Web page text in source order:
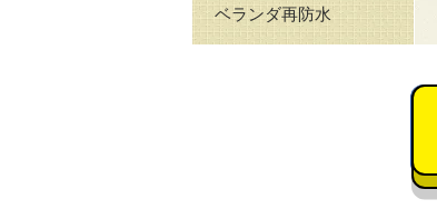
ベランダ再防水